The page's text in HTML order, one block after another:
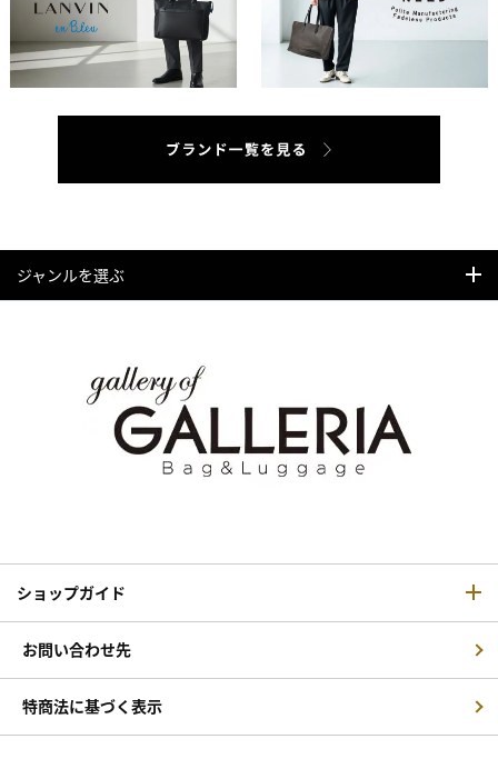
ジャンルを選ぶ
ショップガイド
お問い合わせ先
特商法に基づく表示